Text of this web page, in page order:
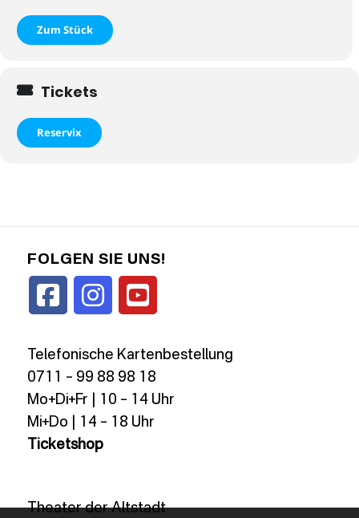
Zum Stück
Tickets
Reservix
FOLGEN SIE UNS!
Telefonische Kartenbestellung
0711 – 99 88 98 18
Mo+Di+Fr | 10 – 14 Uhr
Mi+Do | 14 – 18 Uhr
Ticketshop
Theater der Altstadt